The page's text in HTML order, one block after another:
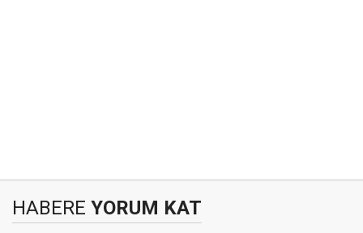
HABERE YORUM KAT